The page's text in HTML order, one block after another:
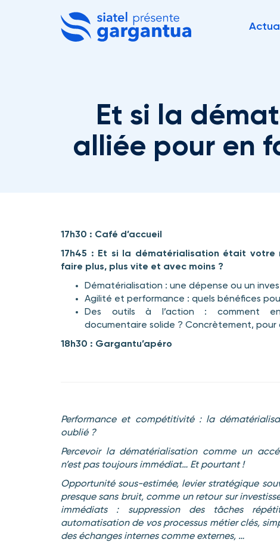
Et si la
alliée pour en
17h30 : Café d’accueil
17h45 : Et si la dématérialisation était votre
faire plus, plus vite et avec moins ?
Dématérialisation : une dépense ou un
Agilité et performance : quels bénéfices
Des outils à l’action : comment
documentaire solide ? Concrètement, pour
18h30 : Gargantu’apéro
Performance et compétitivité : la
oublié ?
Percevoir la dématérialisation comme un
n’est pas toujours immédiat… Et pourtant !
Opportunité sous-estimée, levier stratégique
presque sans bruit, comme un retour sur
immédiats : suppression des tâches
automatisation de vos processus métier clés,
des échanges internes comme externes, …